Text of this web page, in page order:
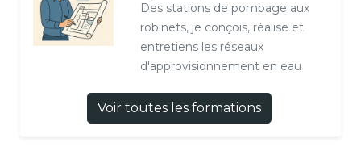
Des stations de pompage aux
robinets, je conçois, réalise et
entretiens les réseaux
d'approvisionnement en eau
Voir toutes les formations